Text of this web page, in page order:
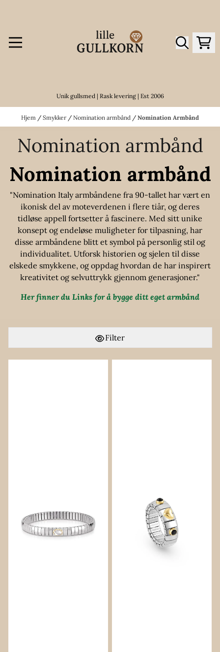
Unik gullsmed | Rask levering | Est 2006
Hjem / Smykker / Nomination armbånd / Nomination Armbånd
Nomination armbånd
Nomination armbånd
"Nomination Italy armbåndene fra 90-tallet har vært en
ikonisk del av moteverdenen i flere tiår, og deres
tidløse appell fortsetter å fascinere. Med sitt unike
konsept og endeløse muligheter for tilpasning, har
disse armbåndene blitt et symbol på personlig stil og
individualitet. Utforsk historien og sjelen til disse
elskede smykkene, og oppdag hvordan de har inspirert
kreativitet og selvuttrykk gjennom generasjoner."
Her finner du Links for å bygge ditt eget armbånd
Filter